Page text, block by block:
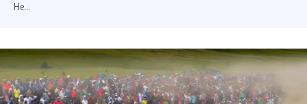
He…